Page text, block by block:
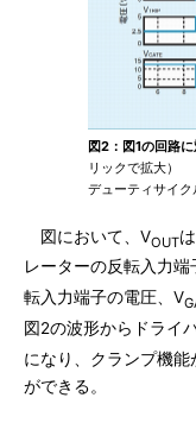
図2：図1の回路
リックで拡大）
デューティサイク
図において、VOUT
レーターの反転入力端
転入力端子の電圧、V
図2の波形からドライ
になり、クランプ機
ができる。